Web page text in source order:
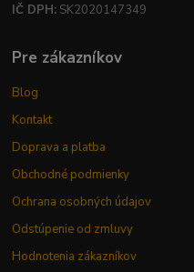
IČ DPH: SK2020147349
Pre zákazníkov
Blog
Kontakt
Doprava a platba
Obchodné podmienky
Ochrana osobných údajov
Odstúpenie od zmluvy
Hodnotenia zákazníkov